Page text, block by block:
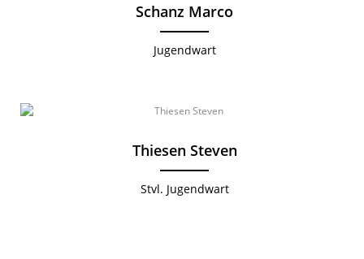
Schanz Marco
Jugendwart
Thiesen Steven
Stvl. Jugendwart